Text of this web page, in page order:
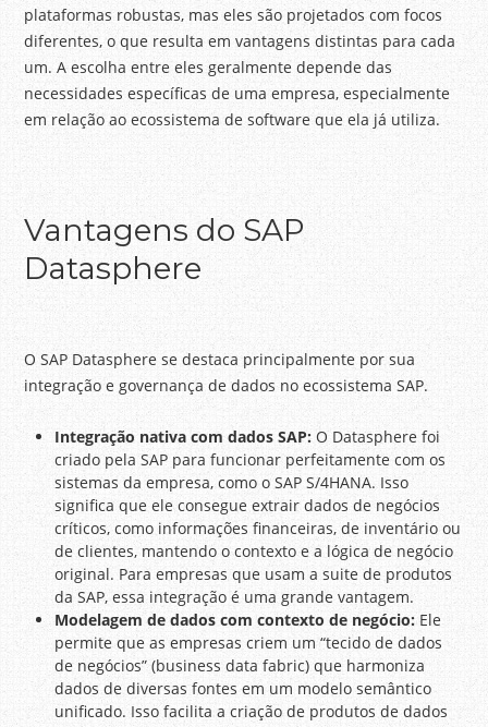
plataformas robustas, mas eles são projetados com focos
diferentes, o que resulta em vantagens distintas para cada
um. A escolha entre eles geralmente depende das
necessidades específicas de uma empresa, especialmente
em relação ao ecossistema de software que ela já utiliza.
Vantagens do SAP
Datasphere
O SAP Datasphere se destaca principalmente por sua
integração e governança de dados no ecossistema SAP.
Integração nativa com dados SAP: O Datasphere foi
criado pela SAP para funcionar perfeitamente com os
sistemas da empresa, como o SAP S/4HANA. Isso
significa que ele consegue extrair dados de negócios
críticos, como informações financeiras, de inventário ou
de clientes, mantendo o contexto e a lógica de negócio
original. Para empresas que usam a suite de produtos
da SAP, essa integração é uma grande vantagem.
Modelagem de dados com contexto de negócio: Ele
permite que as empresas criem um “tecido de dados
de negócios” (business data fabric) que harmoniza
dados de diversas fontes em um modelo semântico
unificado. Isso facilita a criação de produtos de dados